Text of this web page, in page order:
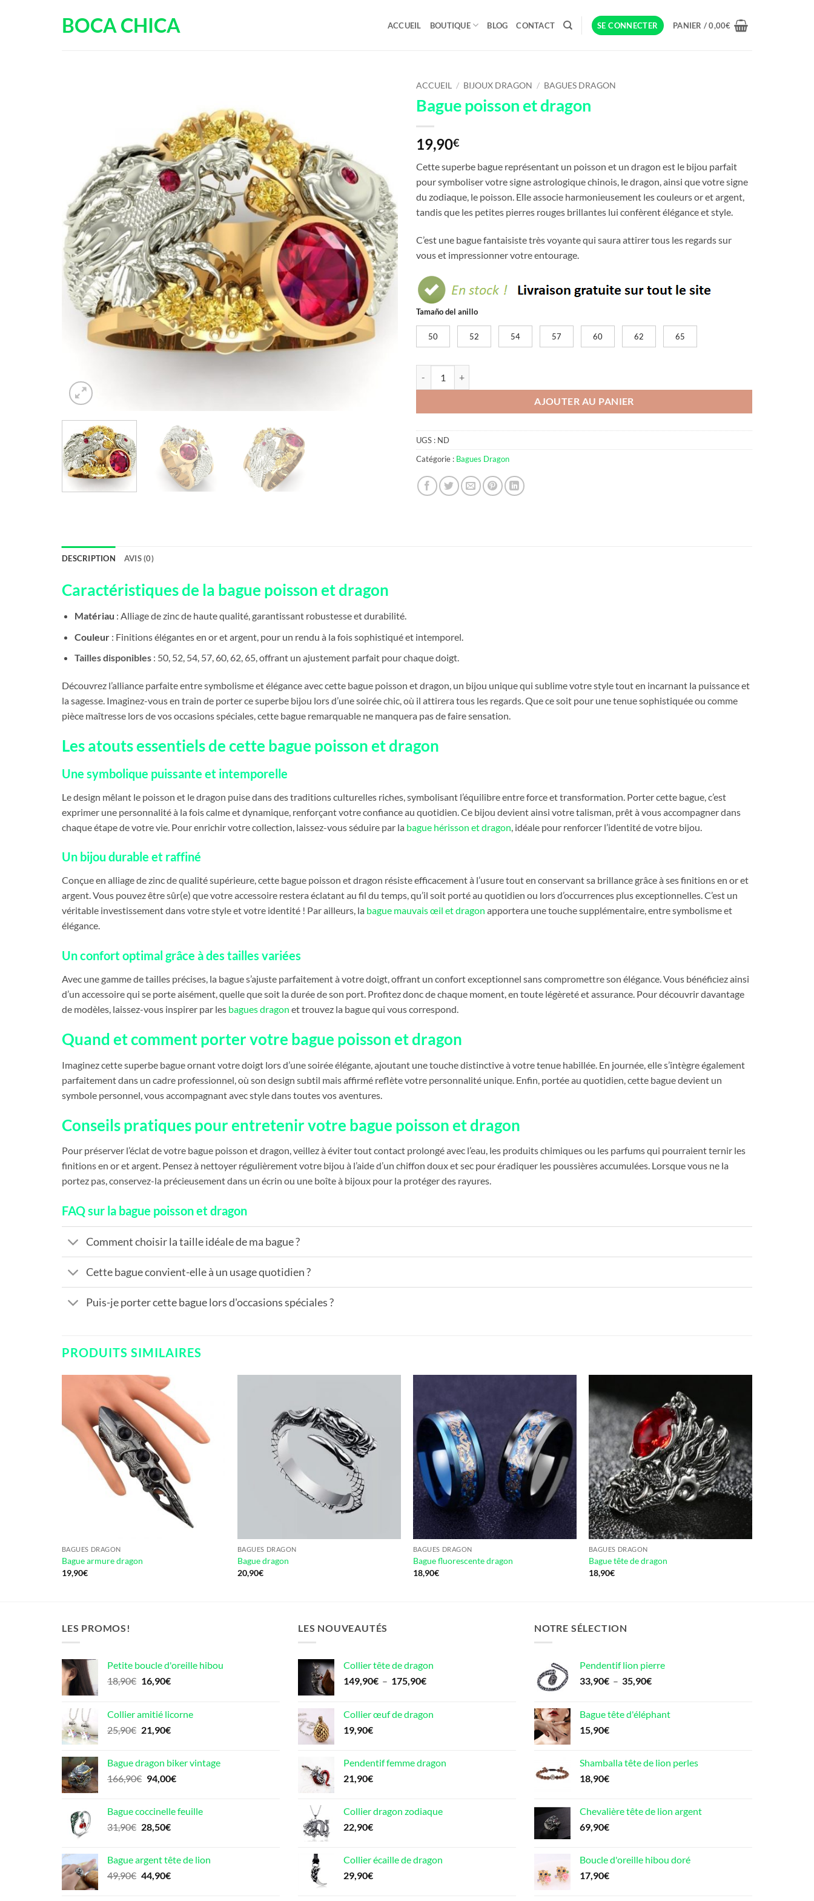
BOCA CHICA ACCUEIL BOUTIQUE BLOG CONTACT SE CONNECTER PANIER /0,00€
ACCUEIL / BIJOUX DRAGON / BAGUES DRAGON
Bague poisson et dragon
19,90€
Cette superbe bague représentant un poisson et un dragon est le bijou parfait
pour symboliser votre signe astrologique chinois, le dragon, ainsi que votre signe
du zodiaque, le poisson. Elle associe harmonieusement les couleurs or et argent,
tandis que les petites pierres rouges brillantes lui confèrent élégance et style.
C’est une bague fantaisiste très voyante qui saura attirer tous les regards sur
vous et impressionner votre entourage.
Tamaño del anillo
50 52 54 57 60 62 65
AJOUTER AU PANIER
UGS : ND
Catégorie : Bagues Dragon
DESCRIPTION AVIS (0)
Caractéristiques de la bague poisson et dragon
Matériau : Alliage de zinc de haute qualité, garantissant robustesse et durabilité.
Couleur: Finitions élégantes en or et argent, pour un rendu à la fois sophistiqué et intemporel.
Tailles disponibles: 50, 52, 54, 57, 60, 62, 65, offrant un ajustement parfait pour chaque doigt.
Découvrez l’alliance parfaite entre symbolisme et élégance avec cette bague poisson et dragon, un bijou unique qui sublime votre style tout en incarnant la puissance et
la sagesse. Imaginez-vous en train de porter ce superbe bijou lors d’une soirée chic, où il attirera tous les regards. Que ce soit pour une tenue sophistiquée ou comme
pièce maîtresse lors de vos occasions spéciales, cette bague remarquable ne manquera pas de faire sensation.
Les atouts essentiels de cette bague poisson et dragon
Une symbolique puissante et intemporelle
Le design mêlant le poisson et le dragon puise dans des traditions culturelles riches, symbolisant l’équilibre entre force et transformation. Porter cette bague, c’est
exprimer une personnalité à la fois calme et dynamique, renforçant votre confiance au quotidien. Ce bijou devient ainsi votre talisman, prêt à vous accompagner dans
chaque étape de votre vie. Pour enrichir votre collection, laissez-vous séduire par la bague hérisson et dragon , idéale pour renforcer l’identité de votre bijou.
Un bijou durable et raffiné
Conçue en alliage de zinc de qualité supérieure, cette bague poisson et dragon résiste efficacement à l’usure tout en conservant sa brillance grâce à ses finitions en or et
argent. Vous pouvez être sûr(e) que votre accessoire restera éclatant au fil du temps, qu’il soit porté au quotidien ou lors d’occurrences plus exceptionnelles. C’est un
véritable investissement dans votre style et votre identité ! Par ailleurs, la bague mauvais œil et dragon apportera une touche supplémentaire, entre symbolisme et
élégance.
Un confort optimal grâce à des tailles variées
Avec une gamme de tailles précises, la bague s’ajuste parfaitement à votre doigt, offrant un confort exceptionnel sans compromettre son élégance. Vous bénéficiez ainsi
d’un accessoire qui se porte aisément, quelle que soit la durée de son port. Profitez donc de chaque moment, en toute légèreté et assurance. Pour découvrir davantage
de modèles, laissez-vous inspirer par les bagues dragon et trouvez la bague qui vous correspond.
Quand et comment porter votre bague poisson et dragon
Imaginez cette superbe bague ornant votre doigt lors d’une soirée élégante, ajoutant une touche distinctive à votre tenue habillée. En journée, elle s’intègre également
parfaitement dans un cadre professionnel, où son design subtil mais affirmé reflète votre personnalité unique. Enfin, portée au quotidien, cette bague devient un
symbole personnel, vous accompagnant avec style dans toutes vos aventures.
Conseils pratiques pour entretenir votre bague poisson et dragon
Pour préserver l’éclat de votre bague poisson et dragon, veillez à éviter tout contact prolongé avec l’eau, les produits chimiques ou les parfums qui pourraient ternir les
finitions en or et argent. Pensez à nettoyer régulièrement votre bijou à l’aide d’un chiffon doux et sec pour éradiquer les poussières accumulées. Lorsque vous ne la
portez pas, conservez-la précieusement dans un écrin ou une boîte à bijoux pour la protéger des rayures.
FAQ sur la bague poisson et dragon
Comment choisir la taille idéale de ma bague ?
Cette bague convient-elle à un usage quotidien ?
Puis-je porter cette bague lors d'occasions spéciales ?
PRODUITS SIMILAIRES
BAGUES DRAGON
Bague armure dragon
19,90€
BAGUES DRAGON
Bague dragon
20,90€
BAGUES DRAGON
Bague fluorescente dragon
18,90€
BAGUES DRAGON
Bague tête de dragon
18,90€
LES PROMOS!
Petite boucle d'oreille hibou
18,90€ Le
était :
18,90€.
16,90€Le
est :
16,90€.
Collier amitié licorne
25,90€ Le
était :
25,90€.
21,90€Le
est :
21,90€.
Bague dragon biker vintage
166,90€ Le
était :
166,90€.
94,00€Le
est :
Bague coccinelle feuille
31,90€ Le
était :
31,90€.
28,50€Le
est :
28,50€.
Bague argent tête de lion
49,90€ Le
44,90€Le
LES NOUVEAUTÉS
Collier tête de dragon
149,90€ – 175,90€Plage
149,90€
Collier œuf de dragon
19,90€
Pendentif femme dragon
21,90€
Collier dragon zodiaque
22,90€
Collier écaille de dragon
29,90€
NOTRE SÉLECTION
Pendentif lion pierre
33,90€ – 35,90€Plage
33,90€
Bague tête d'éléphant
15,90€
Shamballa tête de lion perles
18,90€
Chevalière tête de lion argent
69,90€
Boucle d'oreille hibou doré
17,90€